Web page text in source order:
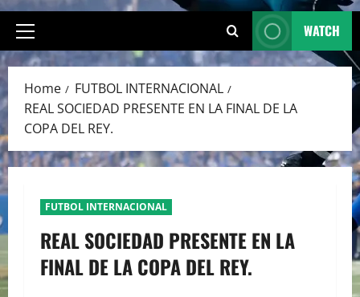
Primary
Menu
WATCH
Home
FUTBOL INTERNACIONAL
REAL SOCIEDAD PRESENTE EN LA FINAL DE LA
COPA DEL REY.
FUTBOL INTERNACIONAL
REAL SOCIEDAD PRESENTE EN LA
FINAL DE LA COPA DEL REY.